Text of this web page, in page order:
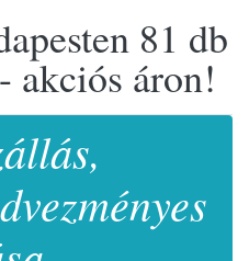
81 db
akciós áron!